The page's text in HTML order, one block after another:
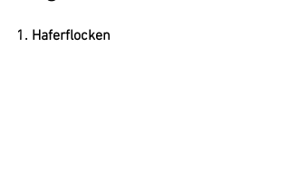
1. Haferflocken